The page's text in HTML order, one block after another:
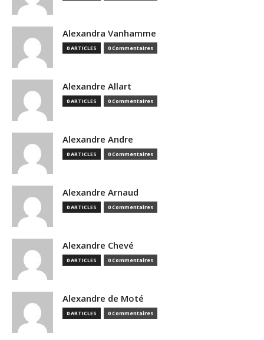
Alexandra Vanhamme
0 ARTICLES 0 Commentaires
Alexandre Allart
0 ARTICLES 0 Commentaires
Alexandre Andre
0 ARTICLES 0 Commentaires
Alexandre Arnaud
0 ARTICLES 0 Commentaires
Alexandre Chevé
0 ARTICLES 0 Commentaires
Alexandre de Moté
0 ARTICLES 0 Commentaires